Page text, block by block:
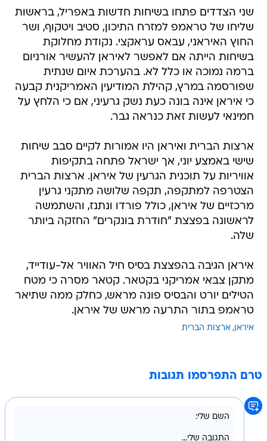
שני הצדדים פתחו בשיחות חדשות באפריל, בראשות
שליחו של טראמפ למזרח התיכון, סטיב ויטקוף, ושר
החוץ האיראני, עבאס עראקצי. נקודת מחלוקת
בשיחות הייתה אם לאפשר לאיראן להעשיר אורניום
ברמה נמוכה או כלל לא. בהערכת איום שנתית
שפורסמה במרץ, קהילת המודיעין האמריקנית קבעה
כי איראן אינה בונה כעת נשק גרעיני, אם כי הלחץ על
חמינאי לעשות זאת כנראה גבר.
ארצות הברית ואיראן היו אמורות לקיים סבב שיחות
שישי באמצע יוני, אך ישראל פתחה בתקיפות
אוויריות על תוכנית הגרעין של איראן. ארצות הברית
הצטרפה למתקפה, תקפה שלושה מתקני גרעין
מרכזיים של איראן, כולל פורדו ונתנז, והשתמשה
לראשונה בפצצת "חודרת בונקרים" החזקה ביותר
שלה.
איראן הגיבה בהפצצת בסיס חיל האוויר אל-עודייד,
מתקן צבאי אמריקני בקטאר. קטאר מסרה כי מטח
הטילים יורט והבסיס פונה מראש, כחלק ממה שתיאר
טראמפ בתור התרעה מראש של איראן.
איראן ארצות הברית
טרם התפרסמו תגובות